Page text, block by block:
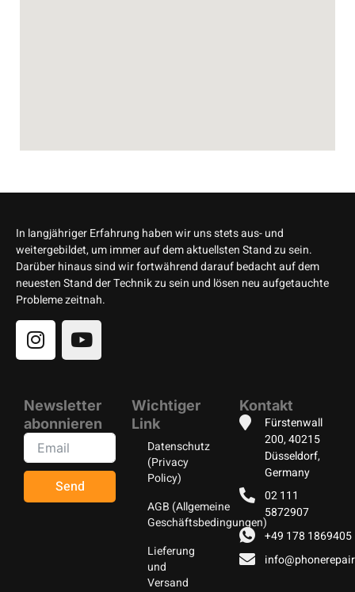
In langjähriger Erfahrung haben wir uns stets aus- und
weitergebildet, um immer auf dem aktuellsten Stand zu sein.
Darüber hinaus sind wir fortwährend darauf bedacht auf dem
neuesten Stand der Technik zu sein und lösen neu aufgetauchte
Probleme zeitnah.
Kontakt
Fürstenwall
200, 40215
Düsseldorf,
Germany
02 111
5872907
+49 178 1869405
Wichtiger
Link
Datenschutz
(Privacy
Policy)
AGB (Allgemeine
Geschäftsbedingungen)
Lieferung
und
Versand
Newsletter
abonnieren
Send